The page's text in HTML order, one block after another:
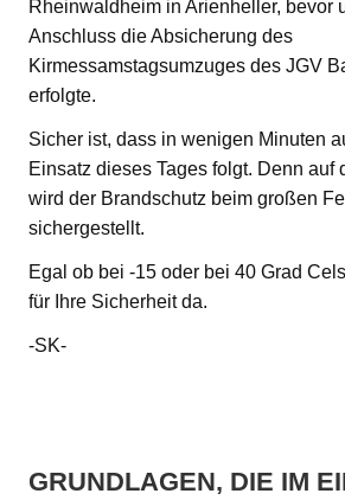
Rheinwaldheim in Arienheller, bevor
Anschluss die Absicherung des
Kirmessamstagsumzuges des JGV
erfolgte.
Sicher ist, dass in wenigen Minuten
Einsatz dieses Tages folgt. Denn auf
wird der Brandschutz beim großen
sichergestellt.
Egal ob bei -15 oder bei 40 Grad
für Ihre Sicherheit da.
-SK-
GRUNDLAGEN, DIE IM